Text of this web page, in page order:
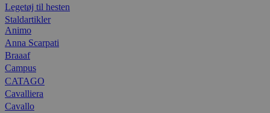
Legetøj til hesten
Staldartikler
Animo
Anna Scarpati
Braaaf
Campus
CATAGO
Cavalliera
Cavallo